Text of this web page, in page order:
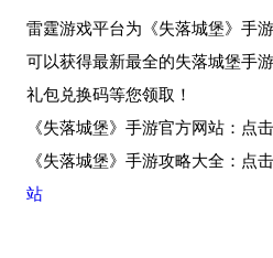
雷霆游戏平台为《失落城堡》手
可以获得最新最全的失落城堡手
礼包兑换码等您领取！
《失落城堡》手游官方网站：点
《失落城堡》手游攻略大全：点
站